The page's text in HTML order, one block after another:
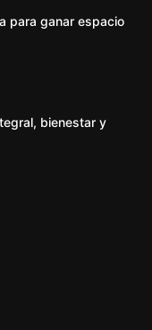
para ganar espacio
bienestar y